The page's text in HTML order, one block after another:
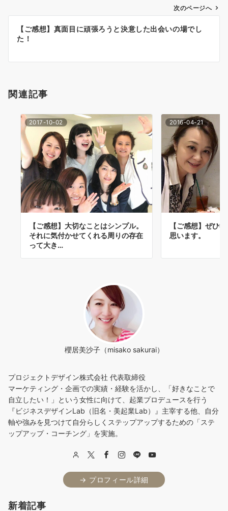
ー
シ
ン
次のページへ
【ご感想】真面目に頑張ろうと決意した出会いの場でし
た！
関連記事
2017-10-02
【ご感想】大切なことはシンプル。
それに気付かせてくれる周りの存在
って大き…
2016-04-21
【ご感想】ぜひ
思います。
櫻居美沙子（misako sakurai）
プロジェクトデザイン株式会社 代表取締役
マーケティング・企画での実績・経験を活かし、「好きなことで
自立したい！」という女性に向けて、起業プロデュースを行う
『ビジネスデザインLab（旧名・美起業Lab）』主宰する他、自分
軸や強みを見つけて自分らしくステップアップするための「ステ
ップアップ・コーチング」を実施。
→ プロフィール詳細
新着記事